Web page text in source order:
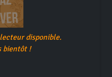
disponible.
bientôt !